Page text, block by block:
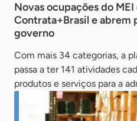
Novas ocupações do
Contrata+Brasil e abrem
governo
Com mais 34 categorias, a
passa a ter 141 atividades
produtos e serviços para a